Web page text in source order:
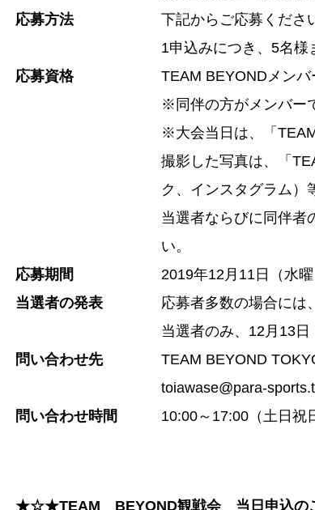
応募方法
下記からご応募くださ
1申込みにつき、5名様
応募資格
TEAM BEYONDメンバ
※同伴の方がメンバー
※大会当日は、「
撮影した写真は、「
ク、インスタグラム）
当選者ならびに同伴者
い。
応募期間
2019年12月11日（水
当選者の発表
応募者多数の場合には
当選者のみ、12月13日
問い合わせ先
TEAM BEYOND
toiawase@para-
問い合わせ時間
10:00～17:00（土日祝
★☆★TEAM BEYOND観戦会 当日申込